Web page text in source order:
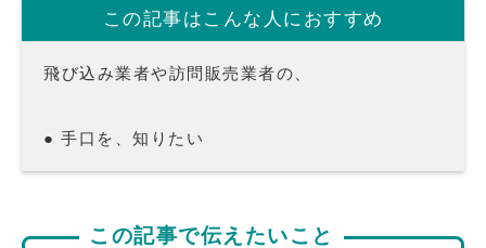
この記事はこんな人におすすめ
飛び込み業者や訪問販売業者の、
● 手口を、知りたい
この記事で伝えたいこと